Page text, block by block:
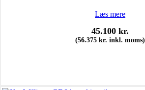
Læs mere
45.100 kr.
(56.375 kr. inkl. moms)